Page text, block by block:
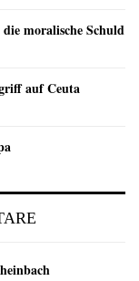
moralische Schuld
auf Ceuta